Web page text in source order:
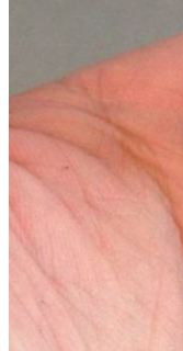
CHI SIAMO
CHI SIAMO